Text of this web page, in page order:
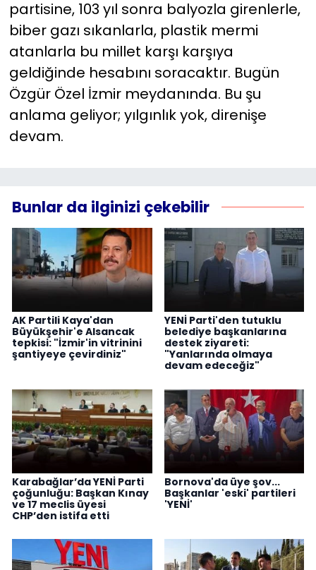
partisine, 103 yıl sonra balyozla girenlerle,
biber gazı sıkanlarla, plastik mermi
atanlarla bu millet karşı karşıya
geldiğinde hesabını soracaktır. Bugün
Özgür Özel İzmir meydanında. Bu şu
anlama geliyor; yılgınlık yok, direnişe
devam.
Bunlar da ilginizi çekebilir
AK Partili Kaya'dan
Büyükşehir'e Alsancak
tepkisi: "İzmir'in vitrinini
şantiyeye çevirdiniz"
YENİ Parti'den tutuklu
belediye başkanlarına
destek ziyareti:
"Yanlarında olmaya
devam edeceğiz"
Karabağlar’da YENİ Parti
çoğunluğu: Başkan Kınay
ve 17 meclis üyesi
CHP’den istifa etti
Bornova'da üye şov...
Başkanlar 'eski' partileri
'YENİ'